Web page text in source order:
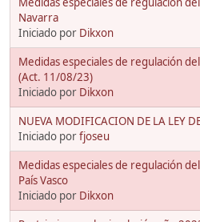
Navarra
Iniciado por Dikxon
Medidas especiales de regulación
(Act. 11/08/23)
Iniciado por Dikxon
NUEVA MODIFICACION DE LA LEY
Iniciado porfjoseu
Medidas especiales de regulación
País Vasco
Iniciado por Dikxon